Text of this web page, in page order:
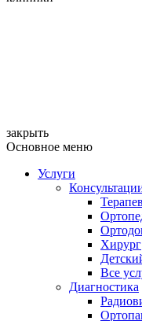
закрыть
Основное меню
Услуги
Хирург
Все
Диагностика